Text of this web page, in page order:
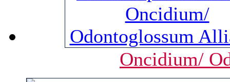
Oncidium/